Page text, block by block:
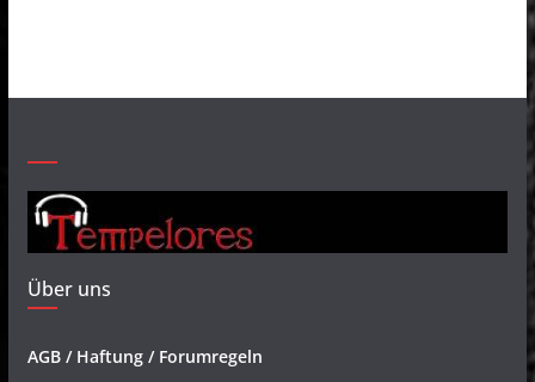
Über uns
AGB / Haftung / Forumregeln